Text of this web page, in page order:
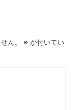
ん。 ※ が付いてい